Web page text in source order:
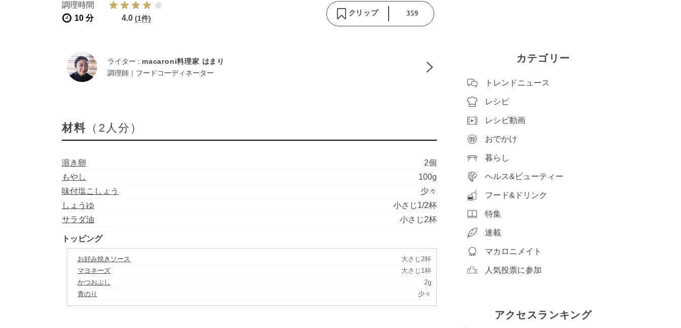
調理時間
10 分
4.0 (1件)
クリップ 359
ライター : macaroni料理家 はまり
調理師｜フードコーディネーター
材料 （2人分）
溶き卵
2個
もやし
100g
味付塩こしょう
少々
しょうゆ
小さじ1/2杯
サラダ油
小さじ2杯
トッピング
お好み焼きソース
大さじ2杯
マヨネーズ
大さじ1杯
かつおぶし
2g
青のり
少々
カテゴリー
トレンドニュース
レシピ
レシピ動画
おでかけ
暮らし
ヘルス&ビューティー
フード&ドリンク
特集
連載
マカロニメイト
人気投票に参加
アクセスランキング